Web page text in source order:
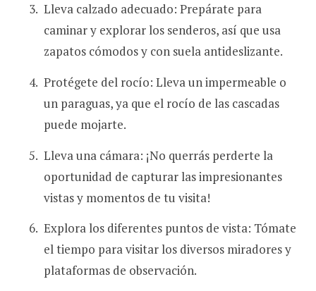
Lleva calzado adecuado: Prepárate para
caminar y explorar los senderos, así que usa
zapatos cómodos y con suela antideslizante.
Protégete del rocío: Lleva un impermeable o
un paraguas, ya que el rocío de las cascadas
puede mojarte.
Lleva una cámara: ¡No querrás perderte la
oportunidad de capturar las impresionantes
vistas y momentos de tu visita!
Explora los diferentes puntos de vista: Tómate
el tiempo para visitar los diversos miradores y
plataformas de observación.